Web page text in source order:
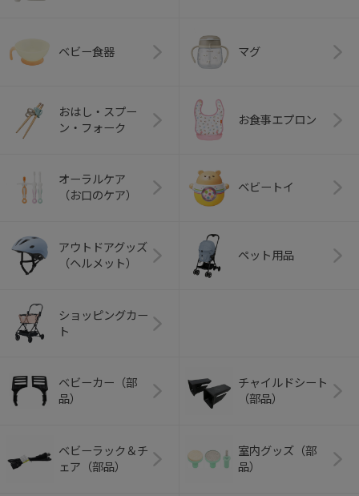
ベビー食器 マグ
おはし・スプー
ン・フォーク
お食事エプロン
オーラルケア
（お口のケア）
ベビートイ
アウトドアグッズ
（ヘルメット）
ペット用品
ショッピングカー
ト
ベビーカー（部
品）
チャイルドシート
（部品）
ベビーラック＆チ
ェア（部品）
室内グッズ（部
品）